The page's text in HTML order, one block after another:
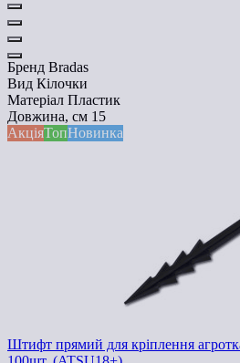
Бренд Bradas
Вид Кілочки
Матеріал Пластик
Довжина, см 15
АкціяТопНовинка
Штифт прямий для кріплення